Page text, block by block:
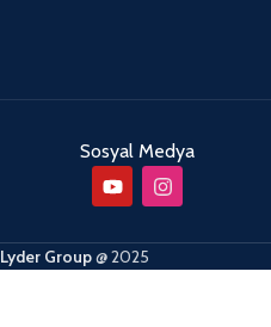
Sosyal Medya
Lyder Group@2025